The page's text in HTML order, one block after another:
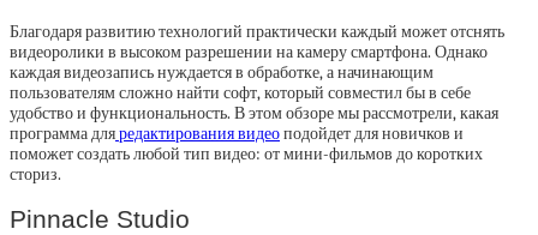
Благодаря развитию технологий практически каждый может отснять
видеоролики в высоком разрешении на камеру смартфона. Однако
каждая видеозапись нуждается в обработке, а начинающим
пользователям сложно найти софт, который совместил бы в себе
удобство и функциональность. В этом обзоре мы рассмотрели, какая
программа дляредактирования видеоподойдет для новичков и
поможет создать любой тип видео: от мини-фильмов до коротких
сториз.
Pinnacle Studio